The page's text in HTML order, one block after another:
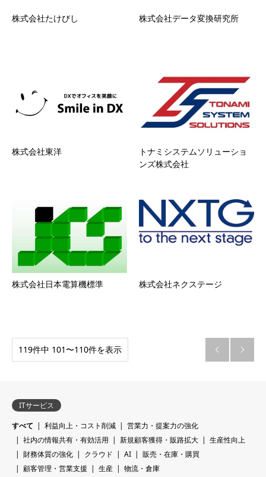
株式会社たけびし 株式会社データ変換研究所
株式会社東洋
トナミシステムソリューショ
ンズ株式会社
株式会社日本電算機標準 株式会社ネクステージ
119件中 101〜110件を表示  
ITサービス
すべて
利益向上・コスト削減
営業力・提案力の強化
社内の情報共有・有効活用
新規顧客獲得・販路拡大
生産性向上
財務体質の強化
クラウド AI
販売・在庫・購買
顧客管理・営業支援
生産
物流・倉庫